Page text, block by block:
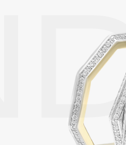
регулярно протирать их